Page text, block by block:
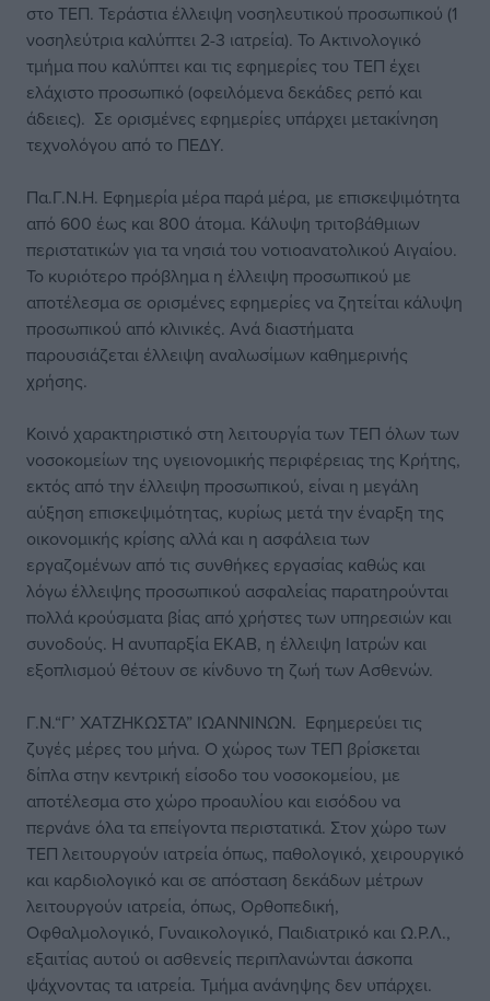
στο ΤΕΠ. Τεράστια έλλειψη νοσηλευτικού προσωπικού (1
νοσηλεύτρια καλύπτει 2-3 ιατρεία). Το Ακτινολογικό
τμήμα που καλύπτει και τις εφημερίες του ΤΕΠ έχει
ελάχιστο προσωπικό (οφειλόμενα δεκάδες ρεπό και
άδειες). Σε ορισμένες εφημερίες υπάρχει μετακίνηση
τεχνολόγου από το ΠΕΔΥ.
Πα.Γ.Ν.Η. Εφημερία μέρα παρά μέρα, με επισκεψιμότητα
από 600 έως και 800 άτομα. Κάλυψη τριτοβάθμιων
περιστατικών για τα νησιά του νοτιοανατολικού Αιγαίου.
Το κυριότερο πρόβλημα η έλλειψη προσωπικού με
αποτέλεσμα σε ορισμένες εφημερίες να ζητείται κάλυψη
προσωπικού από κλινικές. Ανά διαστήματα
παρουσιάζεται έλλειψη αναλωσίμων καθημερινής
χρήσης.
Κοινό χαρακτηριστικό στη λειτουργία των ΤΕΠ όλων των
νοσοκομείων της υγειονομικής περιφέρειας της Κρήτης,
εκτός από την έλλειψη προσωπικού, είναι η μεγάλη
αύξηση επισκεψιμότητας, κυρίως μετά την έναρξη της
οικονομικής κρίσης αλλά και η ασφάλεια των
εργαζομένων από τις συνθήκες εργασίας καθώς και
λόγω έλλειψης προσωπικού ασφαλείας παρατηρούνται
πολλά κρούσματα βίας από χρήστες των υπηρεσιών και
συνοδούς. Η ανυπαρξία ΕΚΑΒ, η έλλειψη Ιατρών και
εξοπλισμού θέτουν σε κίνδυνο τη ζωή των Ασθενών.
Γ.Ν.“Γ’ ΧΑΤΖΗΚΩΣΤΑ” ΙΩΑΝΝΙΝΩΝ. Εφημερεύει τις
ζυγές μέρες του μήνα. Ο χώρος των ΤΕΠ βρίσκεται
δίπλα στην κεντρική είσοδο του νοσοκομείου, με
αποτέλεσμα στο χώρο προαυλίου και εισόδου να
περνάνε όλα τα επείγοντα περιστατικά. Στον χώρο των
ΤΕΠ λειτουργούν ιατρεία όπως, παθολογικό, χειρουργικό
και καρδιολογικό και σε απόσταση δεκάδων μέτρων
λειτουργούν ιατρεία, όπως, Ορθοπεδική,
Οφθαλμολογικό, Γυναικολογικό, Παιδιατρικό και Ω.Ρ.Λ.,
εξαιτίας αυτού οι ασθενείς περιπλανώνται άσκοπα
ψάχνοντας τα ιατρεία. Τμήμα ανάνηψης δεν υπάρχει.